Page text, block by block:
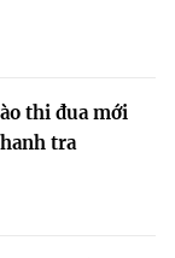
thi đua mới
tra